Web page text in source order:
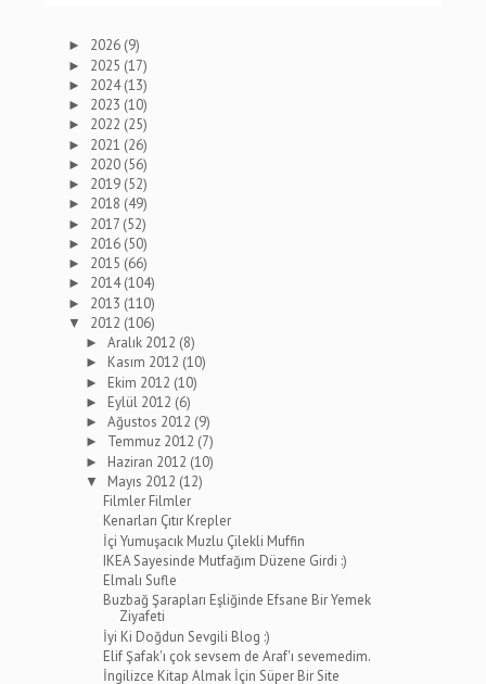
► 2026 (9)
► 2025 (17)
► 2024(13)
► 2023 (10)
► 2022 (25)
► 2021 (26)
► 2020 (56)
► 2019 (52)
► 2018 (49)
► 2017 (52)
► 2016 (50)
► 2015 (66)
► 2014(104)
► 2013 (110)
▼ 2012 (106)
►Aralık 2012 (8)
► Kasım 2012 (10)
► Ekim 2012 (10)
► Eylül 2012 (6)
►Ağustos 2012 (9)
► Temmuz 2012 (7)
► Haziran 2012 (10)
▼ Mayıs 2012 (12)
Filmler Filmler
Kenarları Çıtır Krepler
İçi Yumuşacık Muzlu Çilekli Muffin
IKEA Sayesinde Mutfağım Düzene Girdi :)
Elmalı Sufle
Buzbağ Şarapları Eşliğinde Efsane Bir Yemek
Ziyafeti
İyi Ki Doğdun Sevgili Blog :)
Elif Şafak'ı çok sevsem de Araf'ı sevemedim.
İngilizce Kitap Almak İçin Süper Bir Site